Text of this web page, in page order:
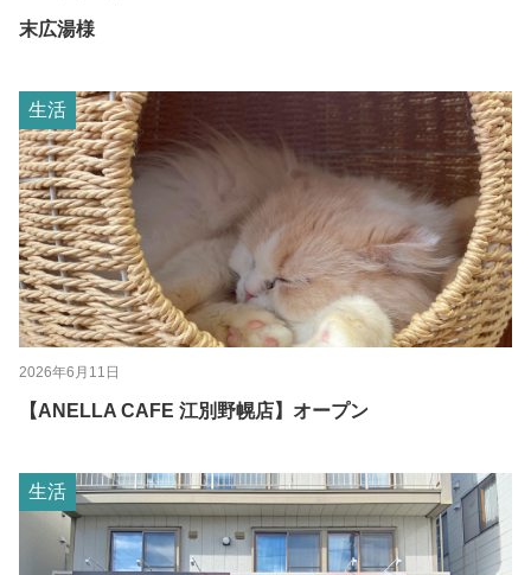
末広湯様
生活
2026年6月11日
【ANELLA CAFE 江別野幌店】オープン
生活